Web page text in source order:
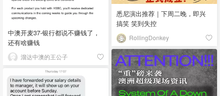
中澳开麦37-银行都说不赚钱了，
还有啥赚钱
溜达中澳的王公子
悉尼演出推荐｜下周二晚，即兴
搞笑 笑到失控
RollingDonkey